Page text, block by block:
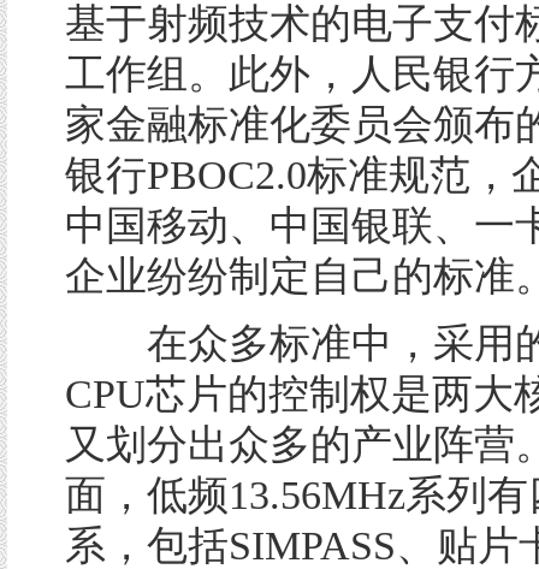
基于射频技术的电子支付
工作组。此外，人民银行
家金融标准化委员会颁布
银行PBOC2.0标准规范，
中国移动、中国银联、一
企业纷纷制定自己的标准
在众多标准中，采用
CPU芯片的控制权是两大
又划分出众多的产业阵营
面，低频13.56MHz系列
系，包括SIMPASS、贴片